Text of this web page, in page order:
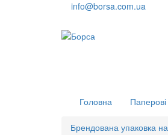
info@borsa.com.ua
Головна
Брендована упаковка